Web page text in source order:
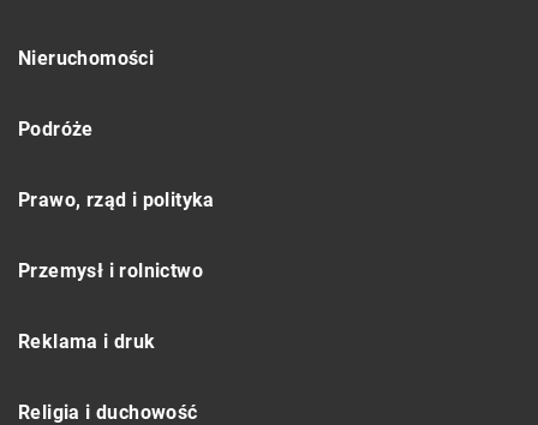
Nieruchomości
Podróże
Prawo, rząd i polityka
Przemysł i rolnictwo
Reklama i druk
Religia i duchowość